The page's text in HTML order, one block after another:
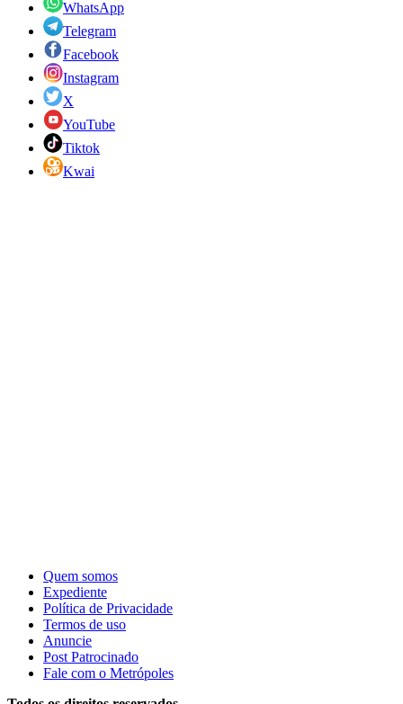
WhatsApp
Telegram
Facebook
Instagram
X
YouTube
Tiktok
Kwai
Quem somos
Expediente
Política de Privacidade
Termos de uso
Anuncie
Post Patrocinado
Fale com o Metrópoles